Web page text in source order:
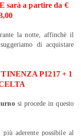
sarà a partire da €
la notte, affinchè il
di acquistare
P1217 + 1
si procede in questo
aderente possibile al